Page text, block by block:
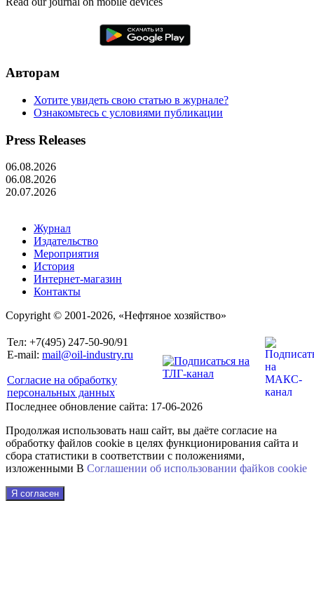
Авторам
Хотите увидеть свою статью в журнале?
Ознакомьтесь с условиями публикации
Press Releases
06.08.2026
06.08.2026
20.07.2026
Журнал
Издательство
Мероприятия
История
Интернет-магазин
Контакты
Copyright © 2001-2026, «Нефтяное хозяйство»
Тел: +7(495) 247-50-90/91
E-mail: mail@oil-industry.ru
Согласие на обработку
персональных данных
Последнее обновление сайта: 17-06-2026
Продолжая использовать наш сайт, вы даёте согласие на
обработку файлов cookie в целях функционирования сайта и
сбора статистики в соответствии с положениями,
изложенными В Соглашении об использовании файkов cookie
Я согласен